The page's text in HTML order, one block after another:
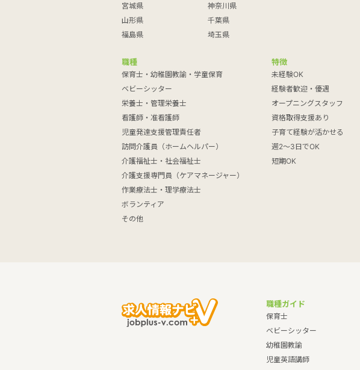
宮城県
山形県
福島県
神奈川県
千葉県
埼玉県
職種
保育士・幼稚園教諭・学童保育
ベビーシッター
栄養士・管理栄養士
看護師・准看護師
児童発達支援管理責任者
訪問介護員（ホームヘルパー）
介護福祉士・社会福祉士
介護支援専門員（ケアマネージャー）
作業療法士・理学療法士
ボランティア
その他
特徴
未経験OK
経験者歓迎・優遇
オープニングスタッフ
資格取得支援あり
子育て経験が活かせる
週2～3日でOK
短期OK
職種ガイド
保育士
ベビーシッター
幼稚園教諭
児童英語講師